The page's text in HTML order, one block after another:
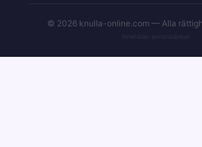
© 2026 knulla-online.com — Alla